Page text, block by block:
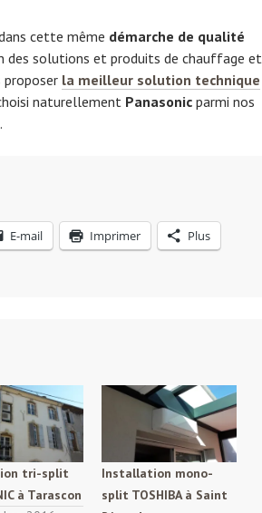
cette même démarche de qualité
des solutions et produits de chauffage et
proposer la meilleur solution technique
naturellement Panasonic parmi nos
E-mail Imprimer Plus
tri-split
à Tarascon
Installation mono-
split TOSHIBA à Saint